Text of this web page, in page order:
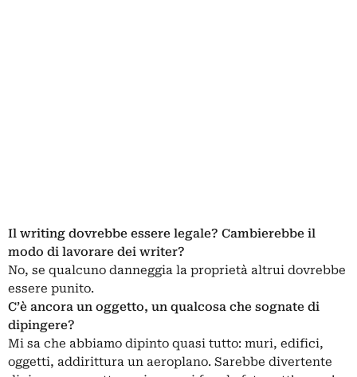
Il writing dovrebbe essere legale? Cambierebbe il
modo di lavorare dei writer?
No, se qualcuno danneggia la proprietà altrui dovrebbe
essere punito.
C’è ancora un oggetto, un qualcosa che sognate di
dipingere?
Mi sa che abbiamo dipinto quasi tutto: muri, edifici,
oggetti, addirittura un aeroplano. Sarebbe divertente